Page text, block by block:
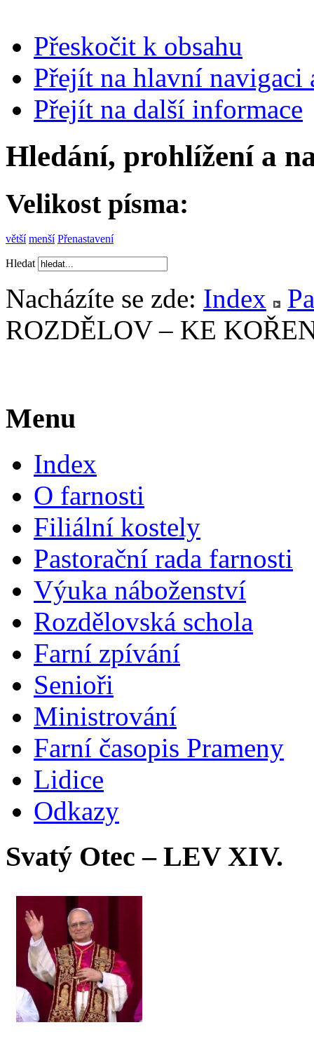
Přeskočit k obsahu
Přejít na hlavní navigaci
Přejít na další informace
Hledání, prohlížení a
Velikost písma:
větší menší Přenastavení
Hledat
Nacházíte se zde: Index
ROZDĚLOV – KE
Menu
Index
O farnosti
Filiální kostely
Pastorační rada farnosti
Výuka náboženství
Rozdělovská schola
Farní zpívání
Senioři
Ministrování
Farní časopis Prameny
Lidice
Odkazy
Svatý Otec – LEV XIV.